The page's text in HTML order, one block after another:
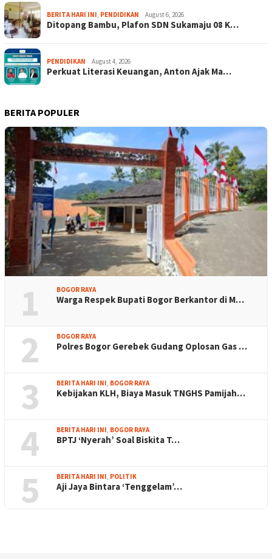
BERITA HARI INI PENDIDIKAN August 6, 2026
Ditopang Bambu, Plafon SDN Sukamaju 08 K…
PENDIDIKAN August 4, 2026
Perkuat Literasi Keuangan, Anton Ajak Ma…
BERITA POPULER
1 BOGOR RAYA
Warga Respek Bupati Bogor Berkantor di M…
2 BOGOR RAYA
Polres Bogor Gerebek Gudang Oplosan Gas …
3 BERITA HARI INI BOGOR RAYA
Kebijakan KLH, Biaya Masuk TNGHS Pamijah…
4 BERITA HARI INI BOGOR RAYA
BPTJ ‘Nyerah’ Soal Biskita T…
5 BERITA HARI INI POLITIK
Aji Jaya Bintara ‘Tenggelam’…